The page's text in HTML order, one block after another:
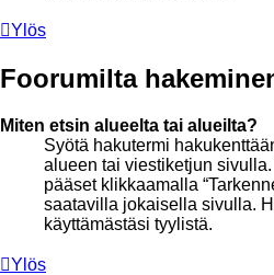
Ylös
Foorumilta
Miten etsin alueelta tai alueilta?
Syötä hakutermi
alueen tai viestiketjun
pääset klikkaamalla
saatavilla jokaisella sivulla.
käyttämästäsi tyylistä.
Ylös